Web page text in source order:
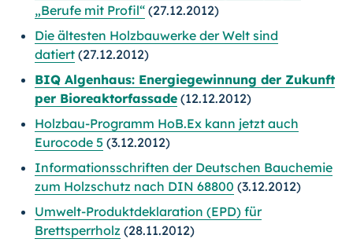
„Berufe mit Profil“ (27.12.2012)
Die ältesten Holzbauwerke der Welt sind
datiert (27.12.2012)
BIQ Algenhaus: Energiegewinnung der Zukunft
per Bioreaktorfassade (12.12.2012)
Holzbau-Programm HoB.Ex kann jetzt auch
Eurocode 5 (3.12.2012)
Informationsschriften der Deutschen Bauchemie
zum Holzschutz nach DIN 68800 (3.12.2012)
Umwelt-Produktdeklaration (EPD) für
Brettsperrholz (28.11.2012)